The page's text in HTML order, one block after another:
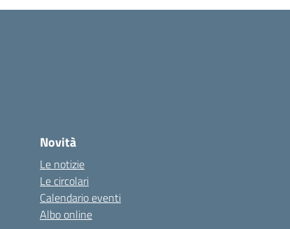
Novità
Le notizie
Le circolari
Calendario eventi
Albo online